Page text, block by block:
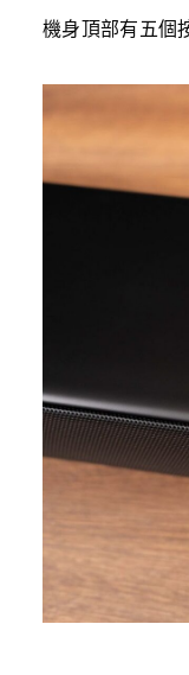
機身頂部有五個